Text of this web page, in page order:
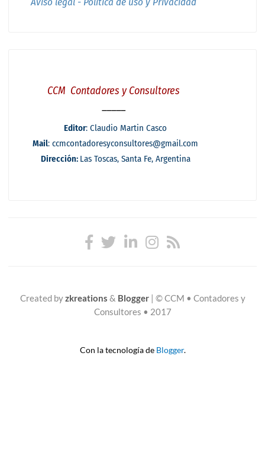
Created byzkreations & Blogger| © CCM • Contadores y
Consultores • 2017
Con la tecnología de Blogger.